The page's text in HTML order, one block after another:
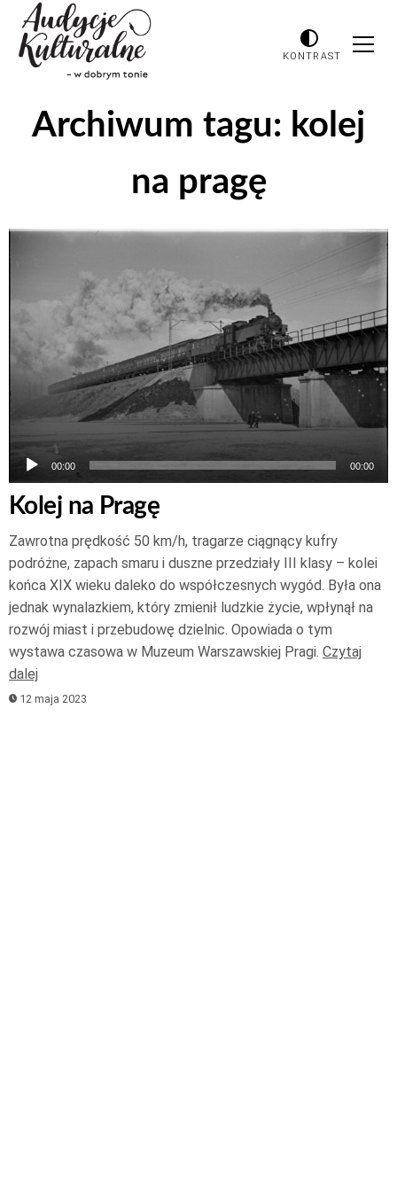
KONTRAST
Archiwum tagu: kolej
na pragę
Odtwarzacz
dźwiękowych
00:00 00:00
Kolej na Pragę
Zawrotna prędkość 50 km/h, tragarze ciągnący kufry
podróżne, zapach smaru i duszne przedziały III klasy – kolei
końca XIX wieku daleko do współczesnych wygód. Była ona
jednak wynalazkiem, który zmienił ludzkie życie, wpłynął na
rozwój miast i przebudowę dzielnic. Opowiada o tym
wystawa czasowa w Muzeum Warszawskiej Pragi. Czytaj
dalej
12 maja 2023